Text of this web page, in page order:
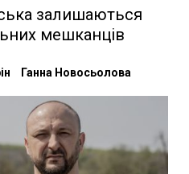
залишаються
мешканців
Ганна Новосьолова